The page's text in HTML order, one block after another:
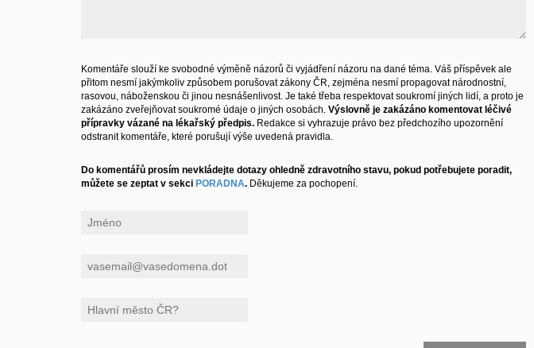
Komentáře slouží ke svobodné výměně názorů či vyjádření názoru na dané téma. Váš příspěvek ale
přitom nesmí jakýmkoliv způsobem porušovat zákony ČR, zejména nesmí propagovat národnostní,
rasovou, náboženskou či jinou nesnášenlivost. Je také třeba respektovat soukromí jiných lidí, a proto je
zakázáno zveřejňovat soukromé údaje o jiných osobách. Výslovně je zakázáno komentovat léčivé
přípravky vázané na lékařský předpis. Redakce si vyhrazuje právo bez předchozího upozornění
odstranit komentáře, které porušují výše uvedená pravidla.
Do komentářů prosím nevkládejte dotazy ohledně zdravotního stavu, pokud potřebujete poradit,
můžete se zeptat v sekci PORADNA. Děkujeme za pochopení.